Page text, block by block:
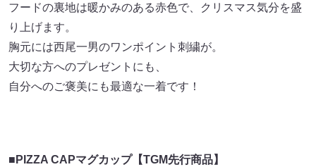
フードの裏地は暖かみのある赤色で、クリスマス気分を盛
り上げます。
胸元には西尾一男のワンポイント刺繍が。
大切な方へのプレゼントにも、
自分へのご褒美にも最適な一着です！
■PIZZA CAPマグカップ【TGM先行商品】